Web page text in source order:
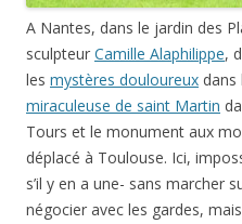
A Nantes, dans le jardin des
sculpteur Camille Alaphilippe,
les mystères douloureux dans
miraculeuse de saint Martin
Tours et le monument aux
déplacé à Toulouse. Ici,
s’il y en a une- sans marcher
négocier avec les gardes,